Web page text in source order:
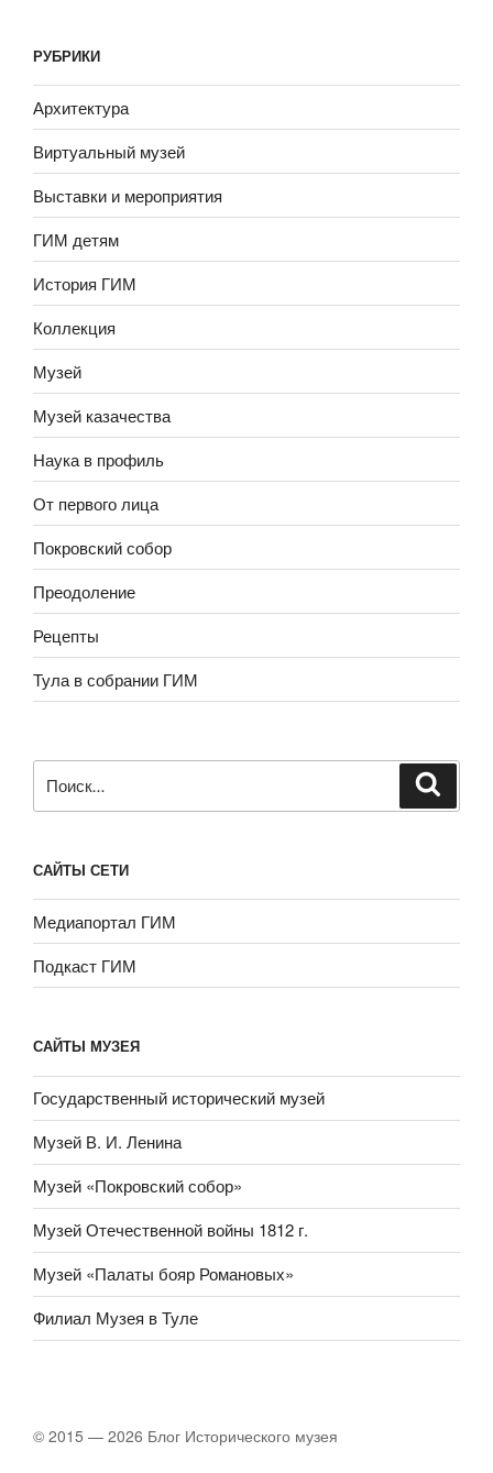
РУБРИКИ
Архитектура
Виртуальный музей
Выставки и мероприятия
ГИМ детям
История ГИМ
Коллекция
Музей
Музей казачества
Наука в профиль
От первого лица
Покровский собор
Преодоление
Рецепты
Тула в собрании ГИМ
САЙТЫ СЕТИ
Медиапортал ГИМ
Подкаст ГИМ
САЙТЫ МУЗЕЯ
Государственный исторический музей
Музей В. И. Ленина
Музей «Покровский собор»
Музей Отечественной войны 1812 г.
Музей «Палаты бояр Романовых»
Филиал Музея в Туле
© 2015 — 2026 Блог Исторического музея